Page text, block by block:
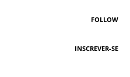
FOLLOW
INSCREVER-SE